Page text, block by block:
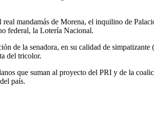
mandamás de Morena, el inquilino de
federal, la Lotería Nacional.
de la senadora, en su calidad de
del tricolor.
que suman al proyecto del PRI y de la
país.